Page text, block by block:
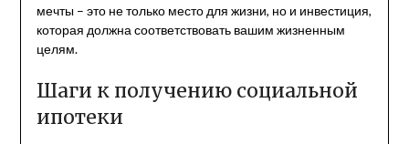
мечты – это не только место для жизни, но и инвестиция,
которая должна соответствовать вашим жизненным
целям.
Шаги к получению социальной
ипотеки